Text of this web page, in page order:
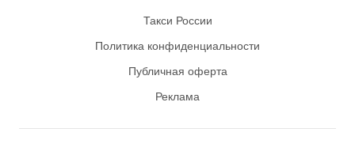
Такси России
Политика конфиденциальности
Публичная оферта
Реклама